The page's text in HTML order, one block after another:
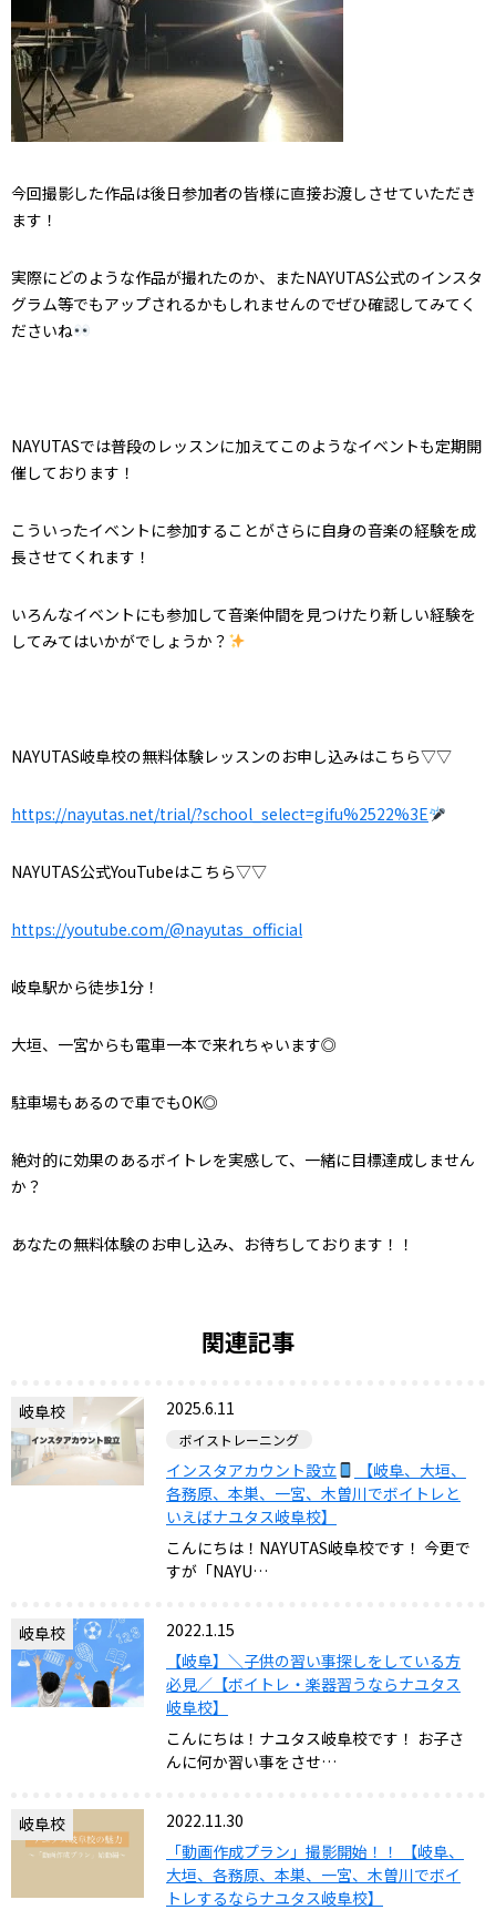
今回撮影した作品は後日参加者の皆様に直接お渡しさせていただき
ます！
実際にどのような作品が撮れたのか、またNAYUTAS公式のインスタ
グラム等でもアップされるかもしれませんのでぜひ確認してみてく
ださいね
NAYUTASでは普段のレッスンに加えてこのようなイベントも定期開
催しております！
こういったイベントに参加することがさらに自身の音楽の経験を成
長させてくれます！
いろんなイベントにも参加して音楽仲間を見つけたり新しい経験を
してみてはいかがでしょうか？
NAYUTAS岐阜校の無料体験レッスンのお申し込みはこちら▽▽
https://nayutas.net/trial/?school_select=gifu%2522%3E
NAYUTAS公式YouTubeはこちら▽▽
https://youtube.com/@nayutas_official
岐阜駅から徒歩1分！
大垣、一宮からも電車一本で来れちゃいます◎
駐車場もあるので車でもOK◎
絶対的に効果のあるボイトレを実感して、一緒に目標達成しません
か？
あなたの無料体験のお申し込み、お待ちしております！！
関連記事
岐阜校 2025.6.11
ボイストレーニング
インスタアカウント設立
【岐阜、大垣、
各務原、本巣、一宮、木曽川でボイトレと
いえばナユタス岐阜校】
こんにちは！NAYUTAS岐阜校です！ 今更で
すが「NAYU…
岐阜校
2022.1.15
【岐阜】＼子供の習い事探しをしている方
必見／【ボイトレ・楽器習うならナユタス
岐阜校】
こんにちは！ナユタス岐阜校です！ お子さ
んに何か習い事をさせ…
岐阜校
2022.11.30
「動画作成プラン」撮影開始！！ 【岐阜、
大垣、各務原、本巣、一宮、木曽川でボイ
トレするならナユタス岐阜校】